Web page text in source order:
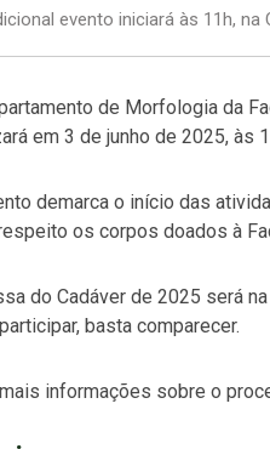
evento iniciará às 11h, na
de Morfologia da
em 3 de junho de 2025, às
demarca o início das
os corpos doados à
do Cadáver de 2025 será
basta comparecer.
informações sobre o